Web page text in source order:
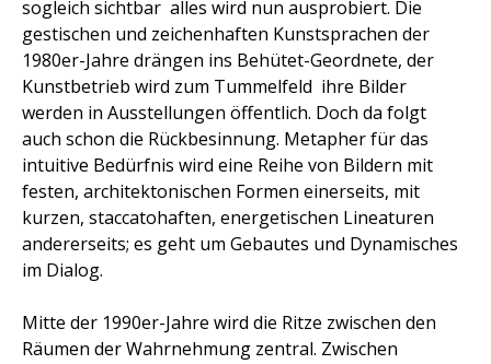
sogleich sichtbar  alles wird nun ausprobiert. Die
gestischen und zeichenhaften Kunstsprachen der
1980er-Jahre drängen ins Behütet-Geordnete, der
Kunstbetrieb wird zum Tummelfeld  ihre Bilder
werden in Ausstellungen öffentlich. Doch da folgt
auch schon die Rückbesinnung. Metapher für das
intuitive Bedürfnis wird eine Reihe von Bildern mit
festen, architektonischen Formen einerseits, mit
kurzen, staccatohaften, energetischen Lineaturen
andererseits; es geht um Gebautes und Dynamisches
im Dialog.
Mitte der 1990er-Jahre wird die Ritze zwischen den
Räumen der Wahrnehmung zentral. Zwischen